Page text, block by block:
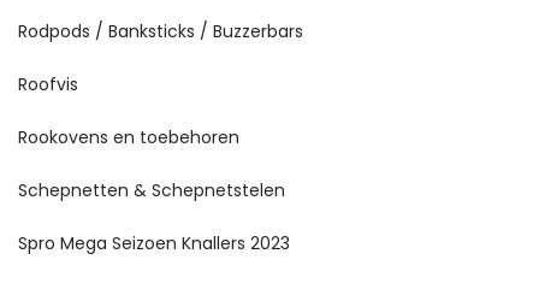
Rodpods / Banksticks / Buzzerbars
Roofvis
Rookovens en toebehoren
Schepnetten & Schepnetstelen
Spro Mega Seizoen Knallers 2023